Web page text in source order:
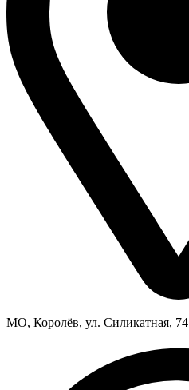
МО, Королёв, ул. Силикатная, 74